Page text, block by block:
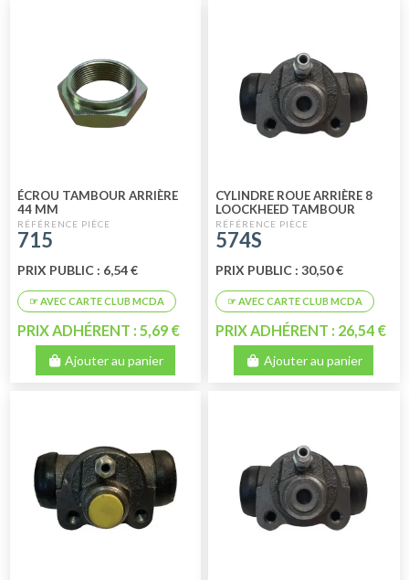
ÉCROU TAMBOUR ARRIÈRE
44 MM
715
PRIX PUBLIC : 6,54 €
PRIX ADHÉRENT : 5,69 €
Ajouter au panier
CYLINDRE ROUE ARRIÈRE 8
LOOCKHEED TAMBOUR
MODELE DE 12/1971 AU
07/1981 HIGH QU
574S
PRIX PUBLIC : 30,50 €
PRIX ADHÉRENT : 26,54 €
Ajouter au panier